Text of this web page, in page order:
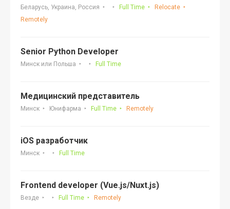
Беларусь, Украина, Россия Full Time
Relocate
Remotely
Senior Python Developer
Минск или Польша Full Time
Медицинский представитель
Минск Юнифарма Full Time Remotely
iOS разработчик
Минск Full Time
Frontend developer (Vue.js/Nuxt.js)
Везде Full Time Remotely